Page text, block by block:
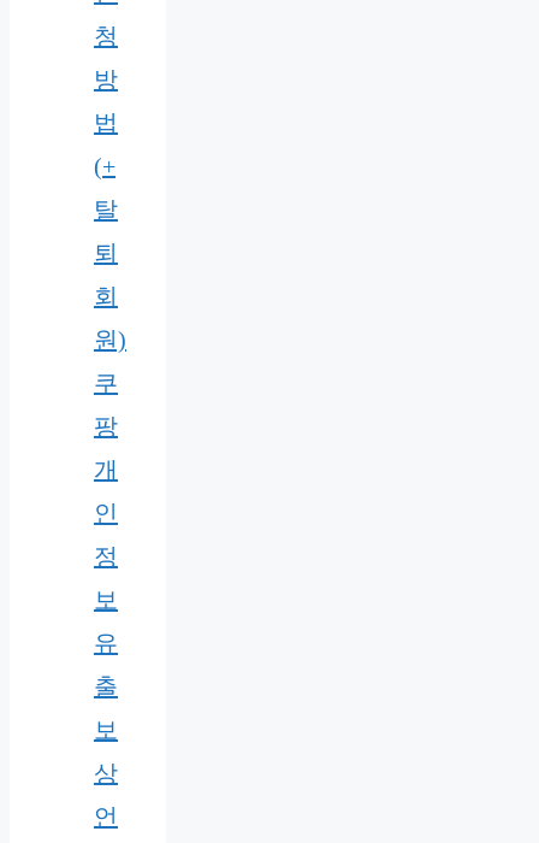
청
방
법
(+
탈
퇴
회
원)
쿠
팡
개
인
정
보
유
출
보
상
언